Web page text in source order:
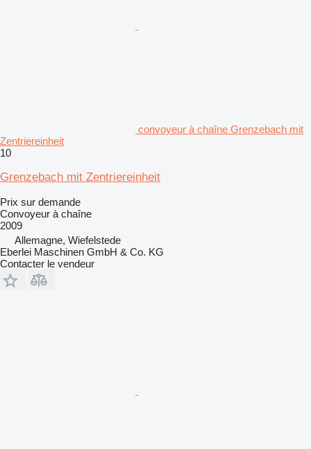
convoyeur à chaîne Grenzebach mit
Zentriereinheit
10
Grenzebach mit Zentriereinheit
Prix sur demande
Convoyeur à chaîne
2009
Allemagne, Wiefelstede
Eberlei Maschinen GmbH & Co. KG
Contacter le vendeur